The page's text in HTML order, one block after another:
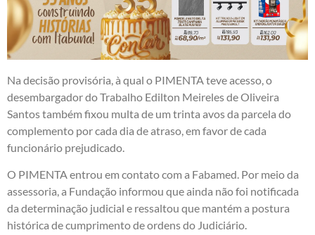
Na decisão provisória, à qual o PIMENTA teve acesso, o
desembargador do Trabalho Edilton Meireles de Oliveira
Santos também fixou multa de um trinta avos da parcela do
complemento por cada dia de atraso, em favor de cada
funcionário prejudicado.
O PIMENTA entrou em contato com a Fabamed. Por meio da
assessoria, a Fundação informou que ainda não foi notificada
da determinação judicial e ressaltou que mantém a postura
histórica de cumprimento de ordens do Judiciário.